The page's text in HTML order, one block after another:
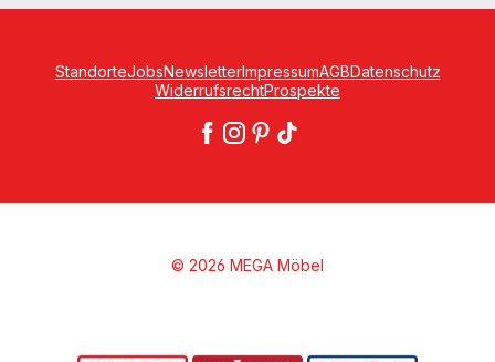
StandorteJobsNewsletterImpressumAGBDatenschutz
WiderrufsrechtProspekte
© 2026 MEGA Möbel